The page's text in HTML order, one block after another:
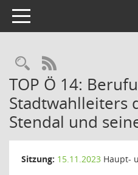
Toggle navigation
RSS-Feed
TOP Ö 14:
Stadtwahlleiters
Stendal und
Sitzung: 15.11.2023 Haupt-